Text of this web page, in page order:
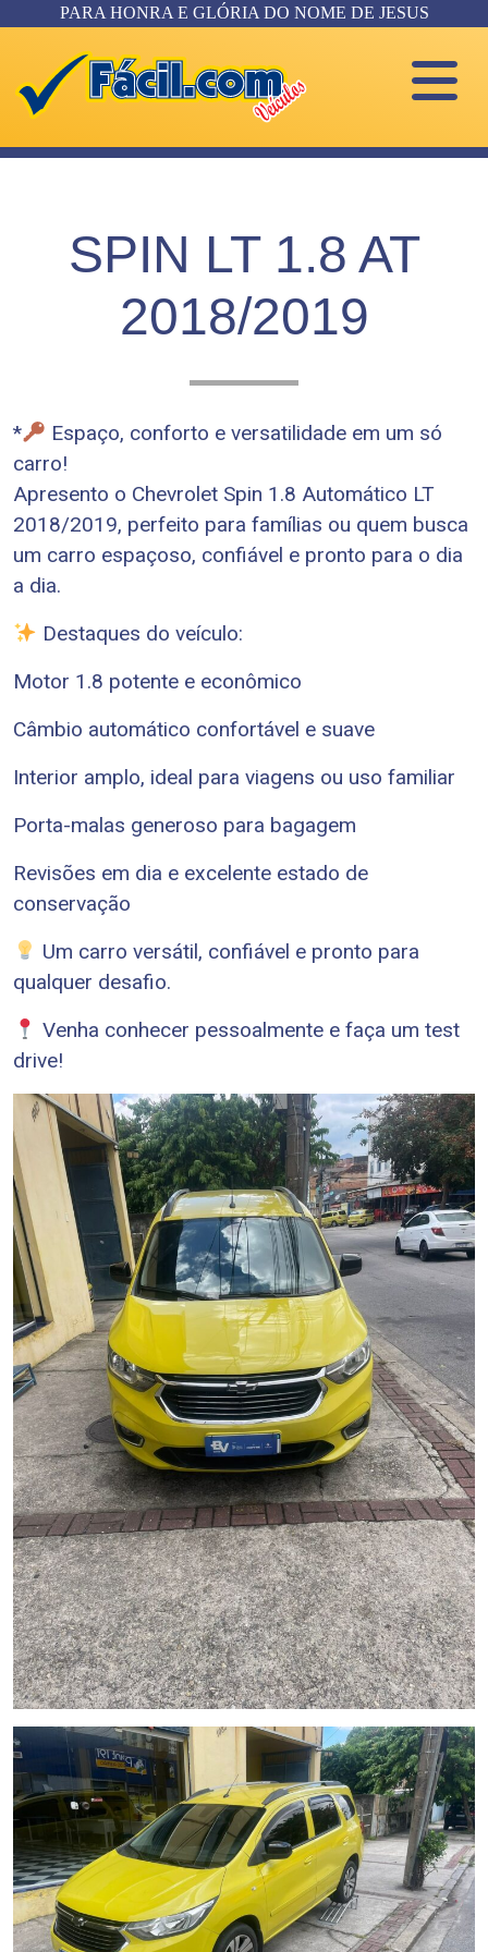
PARA HONRA E GLÓRIA DO NOME DE JESUS
SPIN LT 1.8 AT
2018/2019
*
Espaço, conforto e versatilidade em um só
carro!
Apresento o Chevrolet Spin 1.8 Automático LT
2018/2019, perfeito para famílias ou quem busca
um carro espaçoso, confiável e pronto para o dia
a dia.
Destaques do veículo:
Motor 1.8 potente e econômico
Câmbio automático confortável e suave
Interior amplo, ideal para viagens ou uso familiar
Porta-malas generoso para bagagem
Revisões em dia e excelente estado de
conservação
Um carro versátil, confiável e pronto para
qualquer desafio.
Venha conhecer pessoalmente e faça um test
drive!